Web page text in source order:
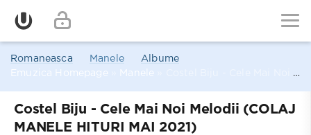
Romaneasca Manele
Albume
Emuzica Homepage
Manele
Costel Biju - Cele Mai Noi Melodii (COLAJ
MANELE HITURI MAI 2021)